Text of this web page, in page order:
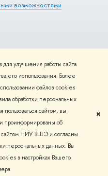
улучшения работы сайта
его использования. Более
файлов cookies
обработки персональных
пользоваться сайтом, вы
проинформированы об
сайтом НИУ ВШЭ и согласны
персональных данных. Вы
в настройках Вашего
✖
возможностями
Редактору
контакты Условия
конфиденциальности
Карта
вШколе дизайна НИУ